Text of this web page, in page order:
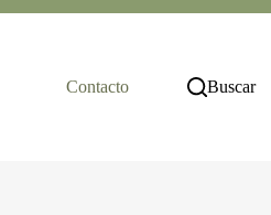
Contacto Buscar